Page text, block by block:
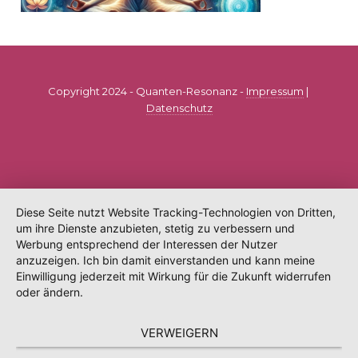
Copyright 2024 - Quanten-Resonanz - Impressum |
Datenschutz
Diese Seite nutzt Website Tracking-Technologien von Dritten,
um ihre Dienste anzubieten, stetig zu verbessern und
Werbung entsprechend der Interessen der Nutzer
anzuzeigen. Ich bin damit einverstanden und kann meine
Einwilligung jederzeit mit Wirkung für die Zukunft widerrufen
oder ändern.
VERWEIGERN